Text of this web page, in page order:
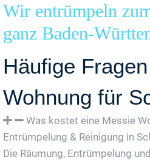
Wir entrümpeln
ganz Baden-
Häufige
Wohnung für
Was kostet eine Messie
Entrümpelung & Reinigung in
Die Räumung, Entrümpelung